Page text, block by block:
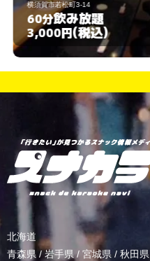
横須賀市武4-40-2
90分飲み放題
3,000円(税込)
北海道
青森県 / 岩手県/ 宮城県 / 秋田県